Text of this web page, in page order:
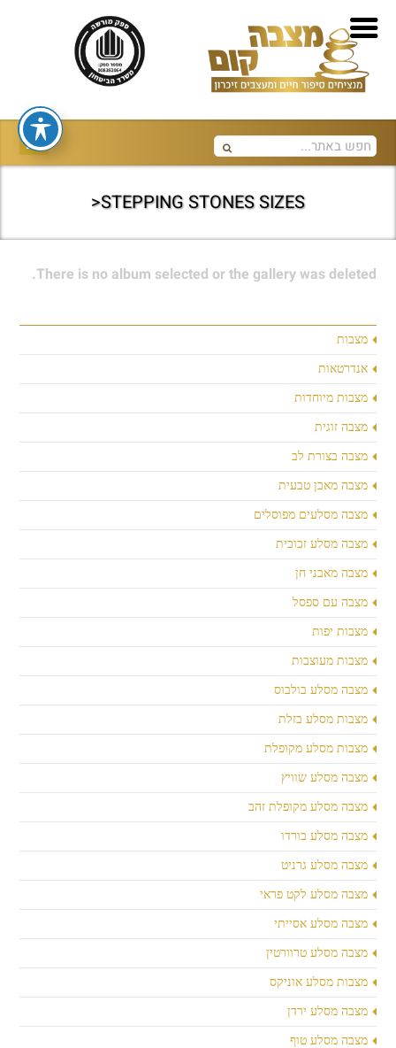
STEPPING STONES SIZES<
מצבות
אנדרטאות
מצבות מיוחדות
מצבה זוגית
מצבה בצורת לב
מצבה מאבן טבעית
מצבה מסלעים מפוסלים
מצבה מסלע זכוכית
מצבה מאבני חן
מצבה עם ספסל
מצבות יפות
מצבות מעוצבות
מצבה מסלע בולבוס
מצבות מסלע בזלת
מצבות מסלע מקופלת
מצבה מסלע שוויץ
מצבה מסלע מקופלת זהב
מצבה מסלע בורדו
מצבה מסלע גרניט
מצבה מסלע לקט פראי
מצבה מסלע אסייתי
מצבה מסלע טרוורטין
מצבות מסלע אוניקס
מצבה מסלע ירדן
מצבה מסלע טוף
There is no album selected or the gallery was deleted.